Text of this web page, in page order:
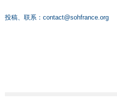
投稿、联系： contact@sohfrance.org